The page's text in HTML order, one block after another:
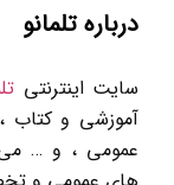
درباره تلمانو
سایت اینترنتی
آموزشی و کتاب
عمومی ، و … می